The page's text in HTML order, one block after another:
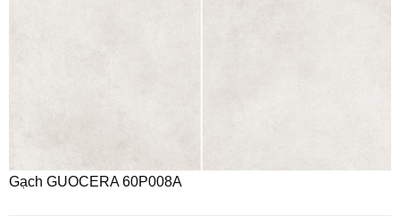
Gạch GUOCERA 60P008A